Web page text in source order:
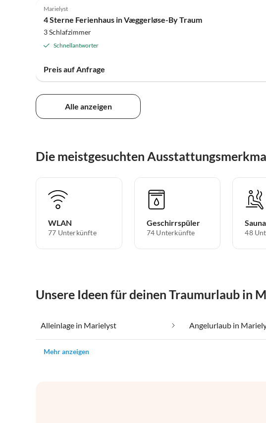
Marielyst
4 Sterne Ferienhaus in Væggerløse-By Traum
3 Schlafzimmer
Schnellantworter
Preis auf Anfrage
Alle anzeigen
Die meistgesuchten
WLAN
77 Unterkünfte
Geschirrspüler
74 Unterkünfte
Sauna
48
Unsere Ideen für deinen Traumurlaub in
Alleinlage in Marielyst Angelurlaub in
Mehr anzeigen